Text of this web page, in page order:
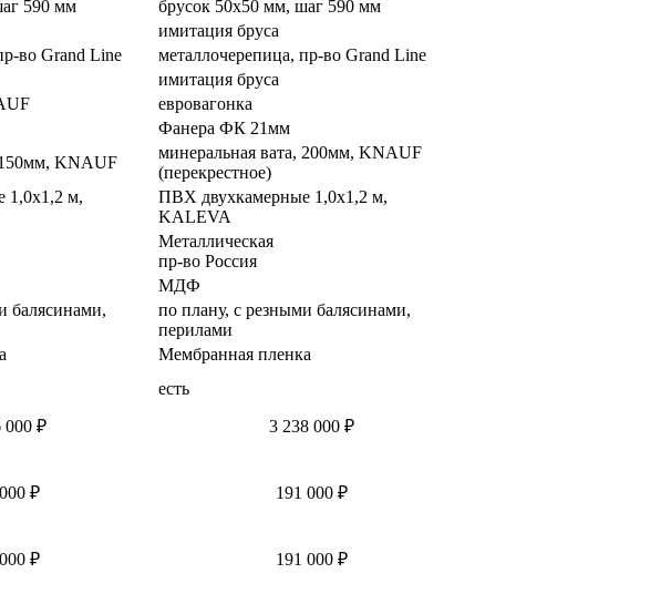
590 мм
брусок 50х50 мм, шаг 590 мм
имитация бруса
во Grand Line
металлочерепица, пр-во Grand Line
имитация бруса
евровагонка
Фанера ФК 21мм
150мм, KNAUF
минеральная вата, 200мм, KNAUF
(перекрестное)
1,0х1,2 м,
ПВХ двухкамерные 1,0х1,2 м,
KALEVA
Металлическая
пр-во Россия
МДФ
балясинами,
по плану, с резными балясинами,
перилами
Мембранная пленка
есть
000 ₽
3 238 000 ₽
₽ 191 000 ₽
₽
191 000 ₽